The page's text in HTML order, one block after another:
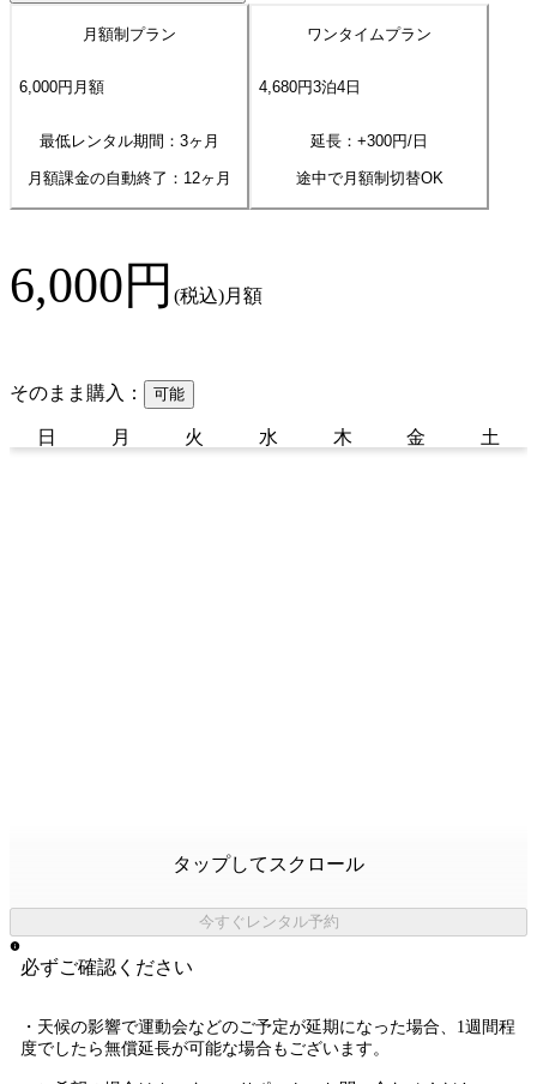
月額制プラン
6,000円 月額
最低レンタル期間：3ヶ月
月額課金の自動終了： 12ヶ月
ワンタイムプラン
4,680円3泊4 日
延長：+300円/日
途中で月額制切替OK
6,000円 (税込)月額
そのまま購入： 可能
日 月 火 水 木 金 土
タップしてスクロール
今すぐレンタル予約
必ずご確認ください
・天候の影響で運動会などのご予定が延期になった場合、1週間程
度でしたら無償延長が可能な場合もございます。